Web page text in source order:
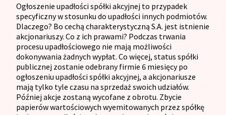
Ogłoszenie upadłości spółki akcyjnej to przypadek
specyficzny w stosunku do upadłości innych podmiotów.
Dlaczego? Bo cechą charakterystyczną S.A. jest istnienie
akcjonariuszy. Co z ich prawami? Podczas trwania
procesu upadłościowego nie mają możliwości
dokonywania żadnych wypłat. Co więcej, status spółki
publicznej zostanie odebrany firmie 6 miesięcy po
ogłoszeniu upadłości spółki akcyjnej, a akcjonariusze
mają tylko tyle czasu na sprzedaż swoich udziałów.
Później akcje zostaną wycofane z obrotu. Zbycie
papierów wartościowych wyemitowanych przez spółkę